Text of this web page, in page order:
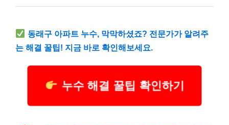
동래구 아파트 누수, 막막하셨죠? 전문가가 알려주
는 해결 꿀팁! 지금 바로 확인해보세요.
누수 해결 꿀팁 확인하기